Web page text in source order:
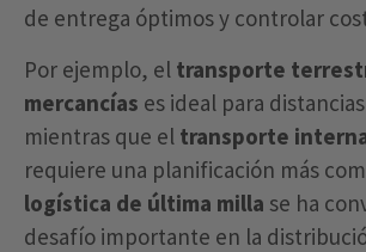
de entrega óptimos y controlar
Por ejemplo, el transporte
mercancías es ideal para
mientras que el transporte
requiere una planificación más
logística de última milla se ha
desafío importante en la